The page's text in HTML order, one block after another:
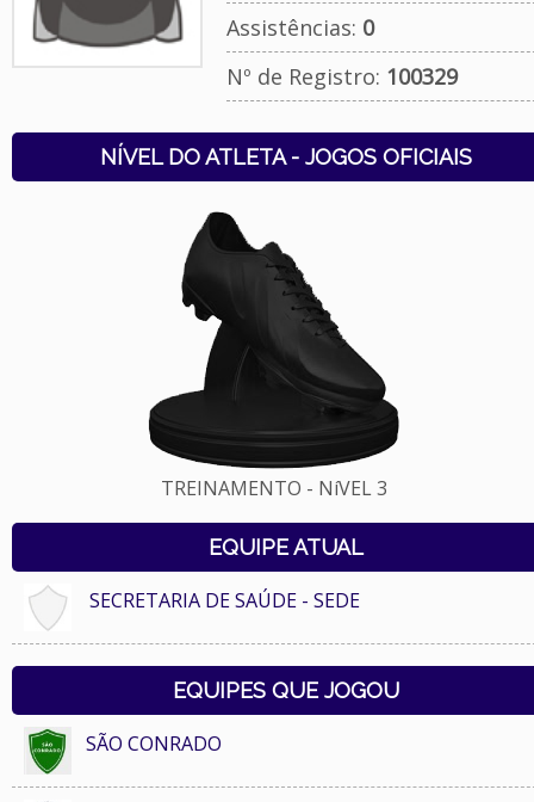
Assistências: 0
Nº de Registro: 100329
NÍVEL DO ATLETA - JOGOS OFICIAIS
TREINAMENTO - NíVEL 3
EQUIPE ATUAL
SECRETARIA DE SAÚDE - SEDE
EQUIPES QUE JOGOU
SÃO CONRADO